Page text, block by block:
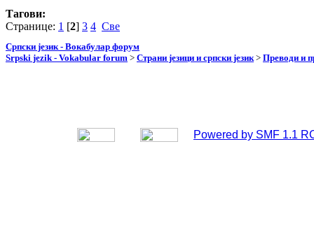
Тагови:
Странице: 1 [2] 3 4 Све
Српски језик - Вокабулар форум
Srpski jezik - Vokabular forum > Страни језици и српски језик> Преводи и
Powered by SMF 1.1